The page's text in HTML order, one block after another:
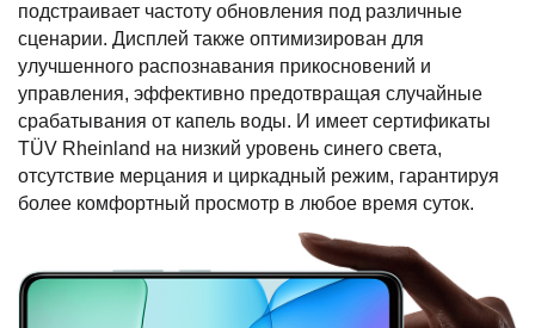
подстраивает частоту обновления под различные
сценарии. Дисплей также оптимизирован для
улучшенного распознавания прикосновений и
управления, эффективно предотвращая случайные
срабатывания от капель воды. И имеет сертификаты
TÜV Rheinland на низкий уровень синего света,
отсутствие мерцания и циркадный режим, гарантируя
более комфортный просмотр в любое время суток.